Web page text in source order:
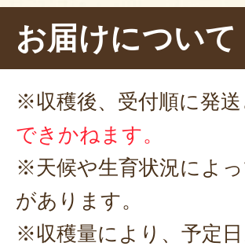
て、なんといってもシ
しいです。さわやかな
てくれますね！
お届けについて
※収穫後、受付順に発
できかねます。
※天候や生育状況によ
があります。
※収穫量により、予定